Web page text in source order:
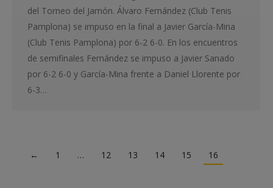
del Torneo del Jamón. Álvaro Fernández (Club Tenis
Pamplona) se impuso en la final a Javier García-Mina
(Club Tenis Pamplona) por 6-2 6-0. En los encuentros
de semifinales Fernández se impuso a Javier Sanado
por 6-2 6-0 y García-Mina frente a Daniel Llorente por
6-3…
← 1 … 12 13 14 15 16